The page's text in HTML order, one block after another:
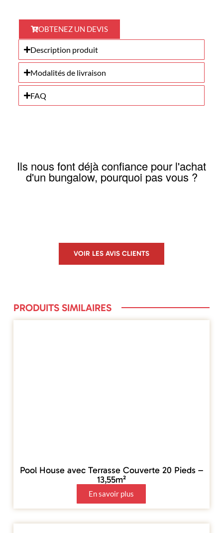
OBTENEZ UN DEVIS
Description produit
Modalités de livraison
FAQ
Ils nous font déjà confiance pour l'achat
d'un bungalow, pourquoi pas vous ?
VOIR LES AVIS CLIENTS
PRODUITS SIMILAIRES
Pool House avec Terrasse Couverte 20 Pieds –
13,55m²
En savoir plus